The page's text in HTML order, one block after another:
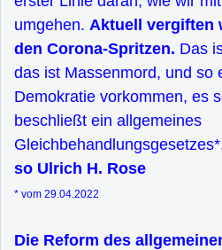
umgehen. Aktuell vergiften
den Corona-Spritzen. Das
das ist Massenmord, und so
Demokratie vorkommen, es
beschließt ein allgemeines
so Ulrich H. Rose
* vom 29.04.2022
Die Reform des